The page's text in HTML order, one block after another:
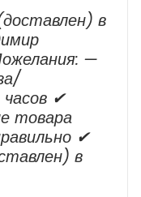
в
—
✔
товара
✔
в